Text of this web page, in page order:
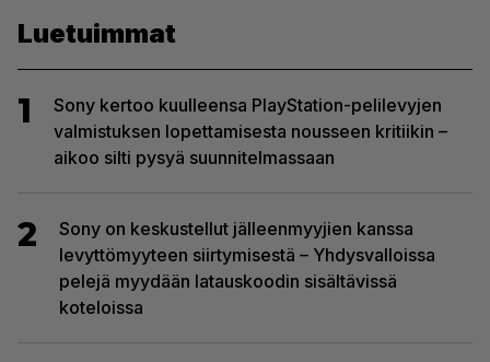
Luetuimmat
1
Sony kertoo kuulleensa PlayStation-pelilevyjen
valmistuksen lopettamisesta nousseen kritiikin –
aikoo silti pysyä suunnitelmassaan
2
Sony on keskustellut jälleenmyyjien kanssa
levyttömyyteen siirtymisestä – Yhdysvalloissa
pelejä myydään latauskoodin sisältävissä
koteloissa